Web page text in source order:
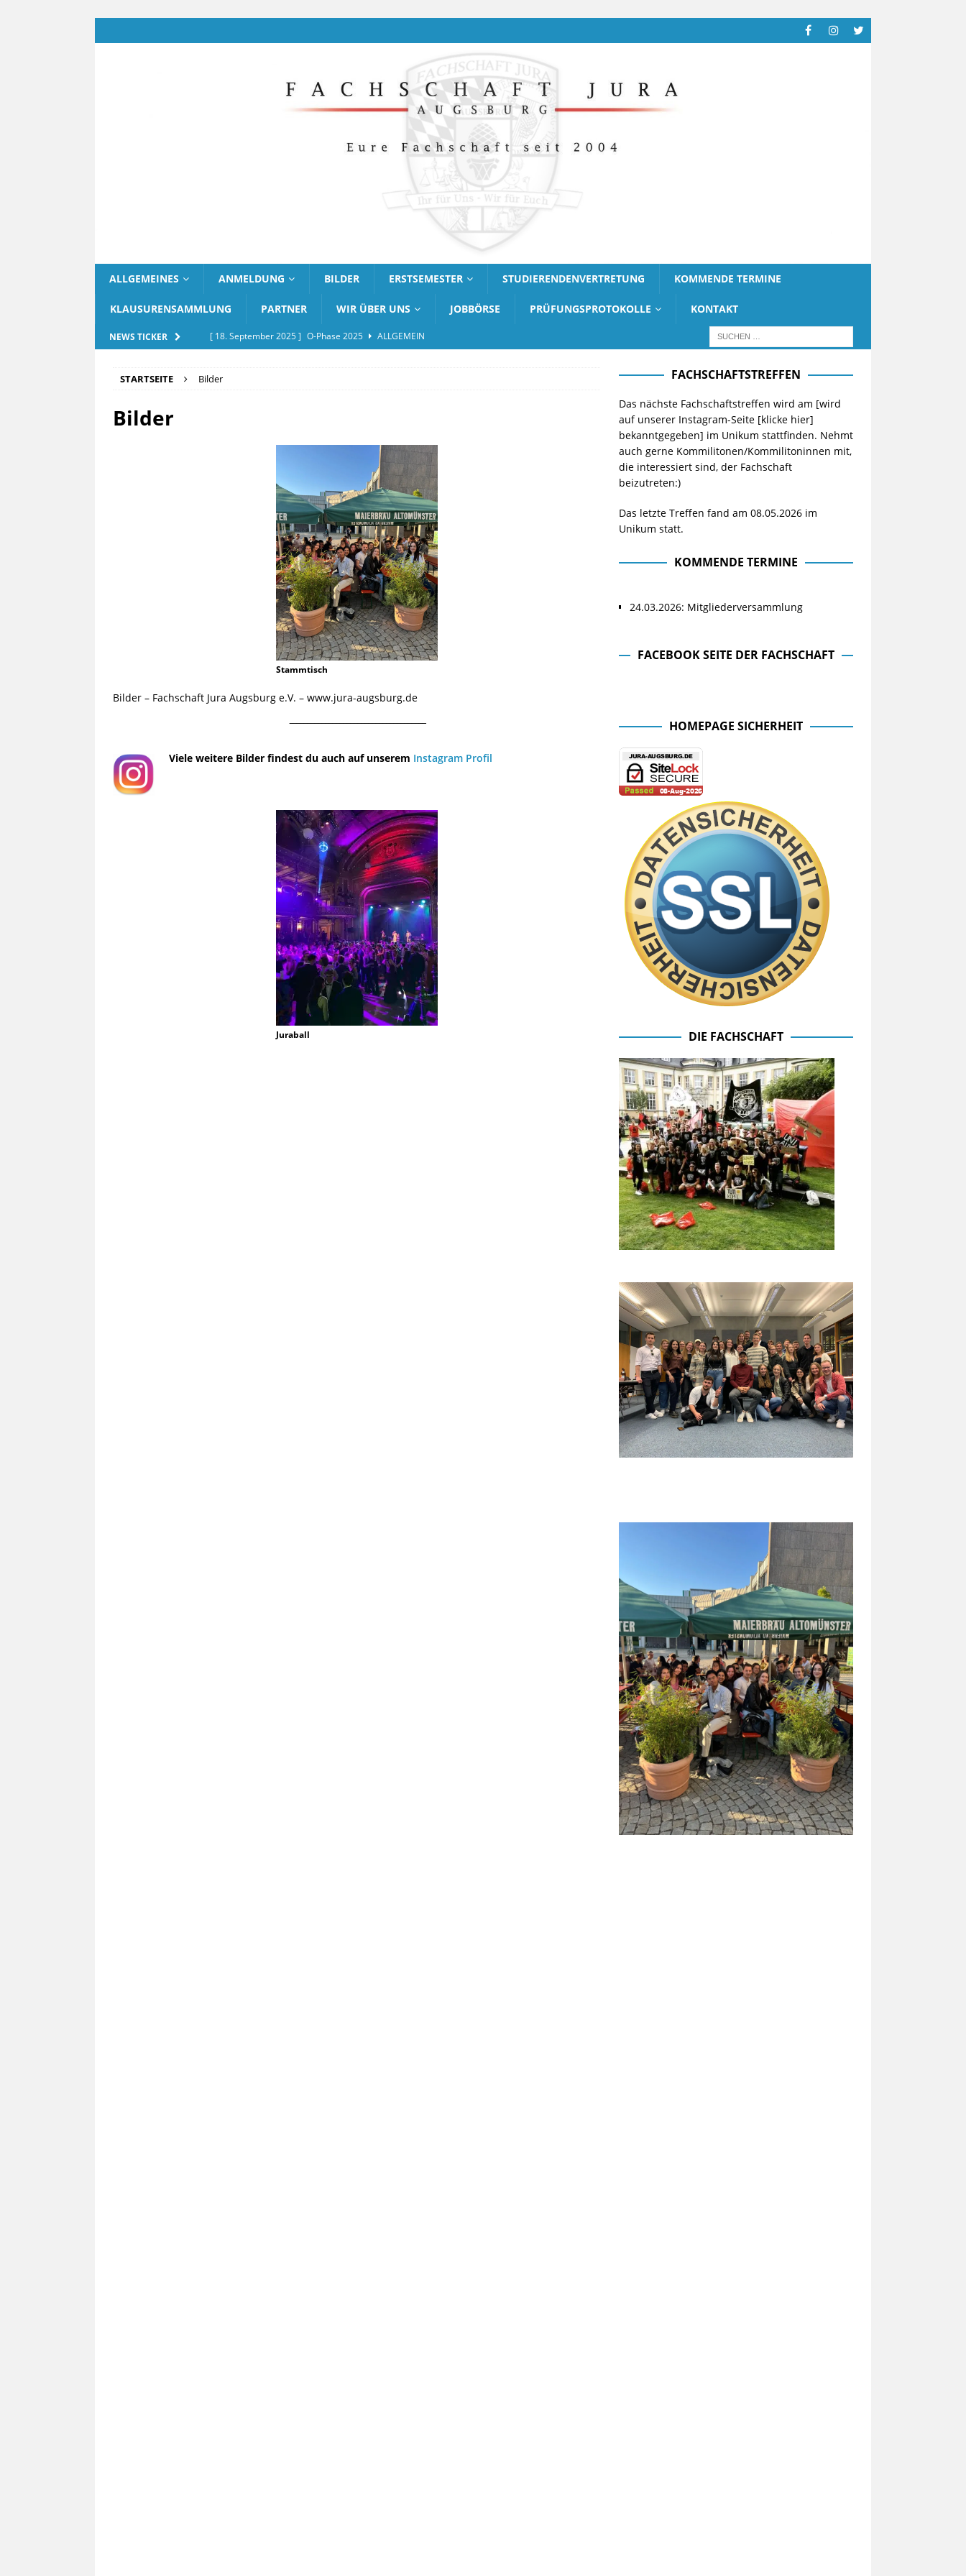
ALLGEMEINES ANMELDUNG BILDER ERSTSEMESTER STUDIERENDENVERTRETUNG KOMMENDE TERMINE
KLAUSURENSAMMLUNG PARTNER WIR ÜBER UNS JOBBÖRSE PRÜFUNGSPROTOKOLLE KONTAKT
NEWS TICKER [ 18. September 2025 ] O-Phase 2025
ALLGEMEIN
[ 20. September 2025 ]
STARTSEITE Bilder
Bilder
Stammtisch
Bilder – Fachschaft Jura Augsburg e.V. – www.jura-augsburg.de
¯¯¯¯¯¯¯¯¯¯¯¯¯¯¯¯¯¯¯¯¯¯¯¯¯¯¯¯¯¯¯¯¯¯¯¯¯¯
Viele weitere Bilder findest du auch auf unserem Instagram Profil
Juraball
FACHSCHAFTSTREFFEN
Das nächste Fachschaftstreffen wird am [wird
auf unserer Instagram-Seite [klicke hier]
bekanntgegeben] im Unikum stattfinden. Nehmt
auch gerne Kommilitonen/Kommilitoninnen mit,
die interessiert sind, der Fachschaft
beizutreten:)
Das letzte Treffen fand am 08.05.2026 im
Unikum statt.
KOMMENDE TERMINE
24.03.2026: Mitgliederversammlung
FACEBOOK SEITE DER FACHSCHAFT
HOMEPAGE SICHERHEIT
DIE FACHSCHAFT